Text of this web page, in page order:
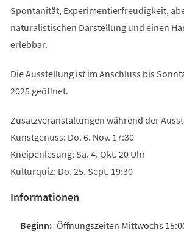
Spontanität, Experimentierfreudigkeit,
naturalistischen Darstellung und einen
erlebbar.
Die Ausstellung ist im Anschluss bis
2025 geöffnet.
Zusatzveranstaltungen während der
Kunstgenuss: Do. 6. Nov. 17:30
Kneipenlesung: Sa. 4. Okt. 20 Uhr
Kulturquiz: Do. 25. Sept. 19:30
Informationen
Öffnungszeiten Mittwochs